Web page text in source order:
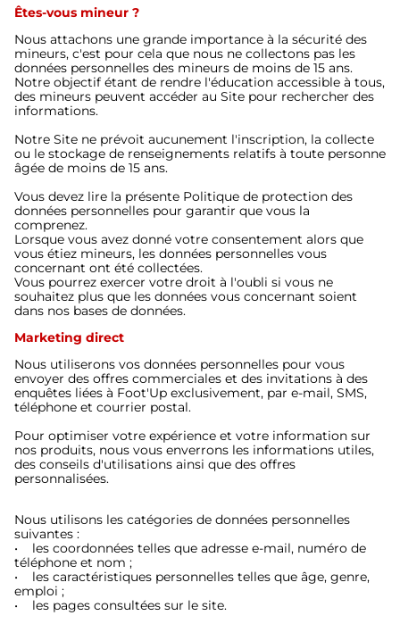
Êtes-vous mineur ?
Nous attachons une grande importance à la sécurité des
mineurs, c'est pour cela que nous ne collectons pas les
données personnelles des mineurs de moins de 15 ans.
Notre objectif étant de rendre l'éducation accessible à tous,
des mineurs peuvent accéder au Site pour rechercher des
informations.
Notre Site ne prévoit aucunement l'inscription, la collecte
ou le stockage de renseignements relatifs à toute personne
âgée de moins de 15 ans.
Vous devez lire la présente Politique de protection des
données personnelles pour garantir que vous la
comprenez.
Lorsque vous avez donné votre consentement alors que
vous étiez mineurs, les données personnelles vous
concernant ont été collectées.
Vous pourrez exercer votre droit à l'oubli si vous ne
souhaitez plus que les données vous concernant soient
dans nos bases de données.
Marketing direct
Nous utiliserons vos données personnelles pour vous
envoyer des offres commerciales et des invitations à des
enquêtes liées à Foot'Up exclusivement, par e-mail, SMS,
téléphone et courrier postal.
Pour optimiser votre expérience et votre information sur
nos produits, nous vous enverrons les informations utiles,
des conseils d'utilisations ainsi que des offres
personnalisées.
Nous utilisons les catégories de données personnelles
suivantes :
• les coordonnées telles que adresse e-mail, numéro de
téléphone et nom ;
• les caractéristiques personnelles telles que âge, genre,
emploi ;
• les pages consultées sur le site.